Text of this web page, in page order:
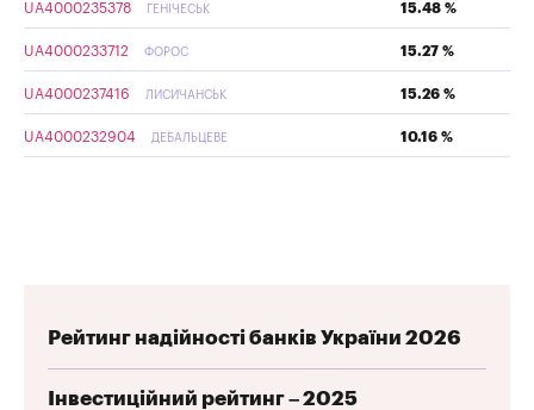
UA4000235378 ГЕНІЧЕСЬК 15.48 %
UA4000233712 ФОРОС 15.27 %
UA4000237416 ЛИСИЧАНСЬК 15.26 %
UA4000232904 ДЕБАЛЬЦЕВЕ 10.16 %
Рейтинг надійності банків України 2026
Інвестиційний рейтинг – 2025